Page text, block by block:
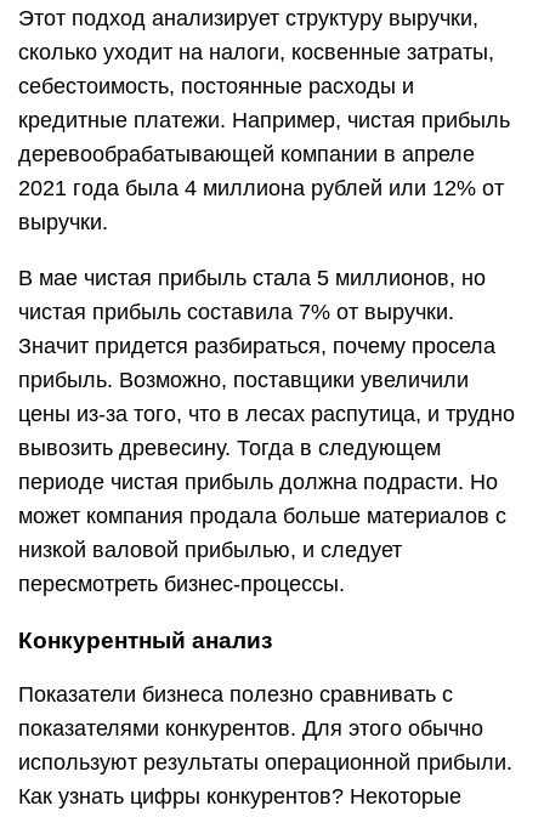
Этот подход анализирует структуру выручки,
сколько уходит на налоги, косвенные затраты,
себестоимость, постоянные расходы и
кредитные платежи. Например, чистая прибыль
деревообрабатывающей компании в апреле
2021 года была 4 миллиона рублей или 12% от
выручки.
В мае чистая прибыль стала 5 миллионов, но
чистая прибыль составила 7% от выручки.
Значит придется разбираться, почему просела
прибыль. Возможно, поставщики увеличили
цены из-за того, что в лесах распутица, и трудно
вывозить древесину. Тогда в следующем
периоде чистая прибыль должна подрасти. Но
может компания продала больше материалов с
низкой валовой прибылью, и следует
пересмотреть бизнес-процессы.
Конкурентный анализ
Показатели бизнеса полезно сравнивать с
показателями конкурентов. Для этого обычно
используют результаты операционной прибыли.
Как узнать цифры конкурентов? Некоторые